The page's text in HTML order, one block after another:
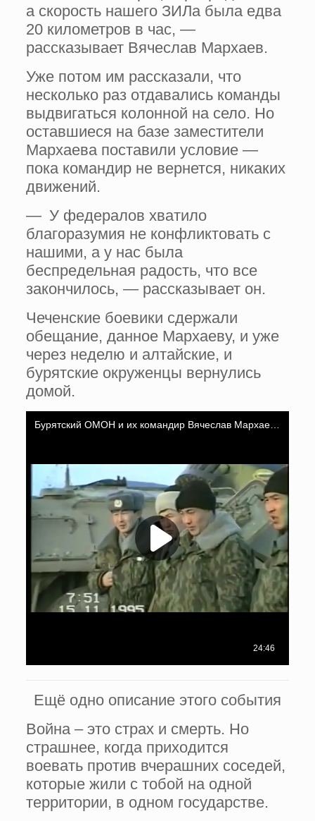
а скорость нашего ЗИЛа была едва
20 километров в час, —
рассказывает Вячеслав Мархаев.
Уже потом им рассказали, что
несколько раз отдавались команды
выдвигаться колонной на село. Но
оставшиеся на базе заместители
Мархаева поставили условие —
пока командир не вернется, никаких
движений.
— У федералов хватило
благоразумия не конфликтовать с
нашими, а у нас была
беспредельная радость, что все
закончилось, — рассказывает он.
Чеченские боевики сдержали
обещание, данное Мархаеву, и уже
через неделю и алтайские, и
бурятские окруженцы вернулись
домой.
Ещё одно описание этого события
Война – это страх и смерть. Но
страшнее, когда приходится
воевать против вчерашних соседей,
которые жили с тобой на одной
территории, в одном государстве.